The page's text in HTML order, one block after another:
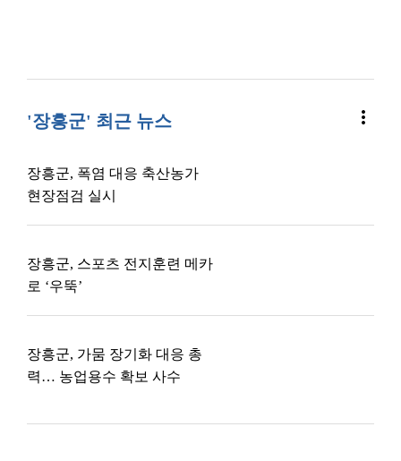
'장흥군' 최근 뉴스 more_vert
장흥군, 폭염 대응 축산농가
현장점검 실시
장흥군, 스포츠 전지훈련 메카
로 ‘우뚝’
장흥군, 가뭄 장기화 대응 총
력… 농업용수 확보 사수